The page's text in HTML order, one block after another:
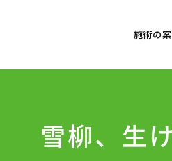
施術の
雪柳、生